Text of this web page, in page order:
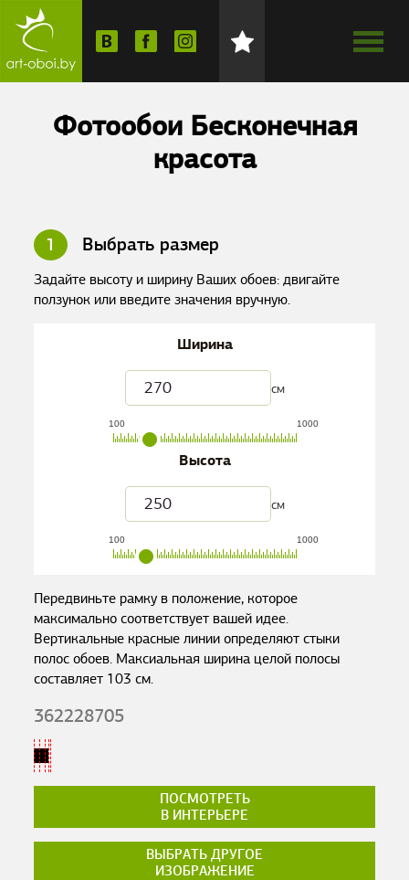
Фотообои Бесконечная
красота
1 Выбрать размер
Задайте высоту и ширину Ваших обоев: двигайте
ползунок или введите значения вручную.
Ширина
см
100 1000
Высота
см
100 1000
Передвиньте рамку в положение, которое
максимально соответствует вашей идее.
Вертикальные красные линии определяют стыки
полос обоев. Максиальная ширина целой полосы
составляет 103 см.
362228705
ПОСМОТРЕТЬ
В ИНТЕРЬЕРЕ
ВЫБРАТЬ ДРУГОЕ
ИЗОБРАЖЕНИЕ